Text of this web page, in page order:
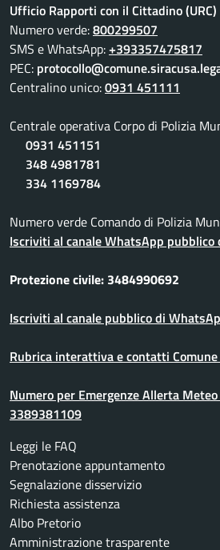
Ufficio Rapporti con il Cittadino (URC)
Numero verde:800299507
SMS e WhatsApp:+393357475817
PEC:
Centralino unico:0931 451111
Centrale operativa Corpo di Polizia
0931 451151
348 4981781
334 1169784
Numero verde Comando di Polizia
Iscriviti al canale WhatsApp pubblico
Protezione civile: 3484990692
Iscriviti al canale pubblico di
Rubrica interattiva e contatti
Numero per Emergenze Allerta
3389381109
Leggi le FAQ
Prenotazione appuntamento
Segnalazione disservizio
Richiesta assistenza
Albo Pretorio
Amministrazione trasparente